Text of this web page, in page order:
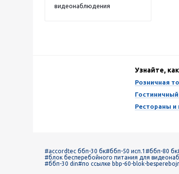
видеонаблюдения
Узнайте,
Розничная
Рестораны и
#accordtec ббп-30 бк#ббп-50 исп.1 #ббп-80 бк
#блок бесперебойного питания для
#ббп-30 din#по ссылке bbp-60-blok-